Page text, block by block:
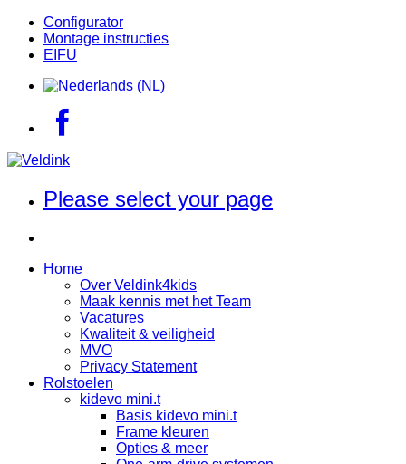
Configurator
Montage instructies
EIFU
Please select your page
Home
Over Veldink4kids
Maak kennis met het Team
Vacatures
Kwaliteit & veiligheid
MVO
Privacy Statement
Rolstoelen
kidevo mini.t
Basis kidevo mini.t
Frame kleuren
Opties & meer